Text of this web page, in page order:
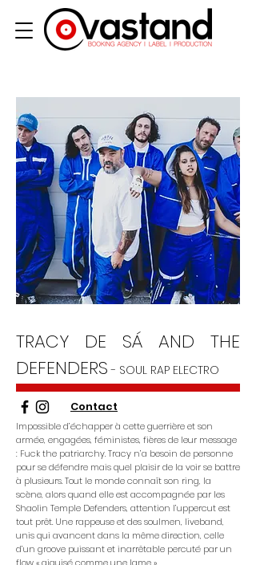
TRACY DE SÁ AND THE
DEFENDERS - SOUL RAP ELECTRO
Contact
Impossible d’échapper à cette guerrière et son
armée, engagées, féministes, fières de leur message
: Fuck the patriarchy. Tracy n’a besoin de personne
pour se défendre mais quel plaisir de la voir se battre
à plusieurs. Tout le monde connaît son ring, la
scène, alors quand elle est accompagnée par les
Shaolin Temple Defenders, attention l’uppercut est
tout prêt. Une rappeuse et des soulmen, liveband,
unis qui avancent dans la même direction, celle
d’un groove puissant et inarrêtable percuté par un